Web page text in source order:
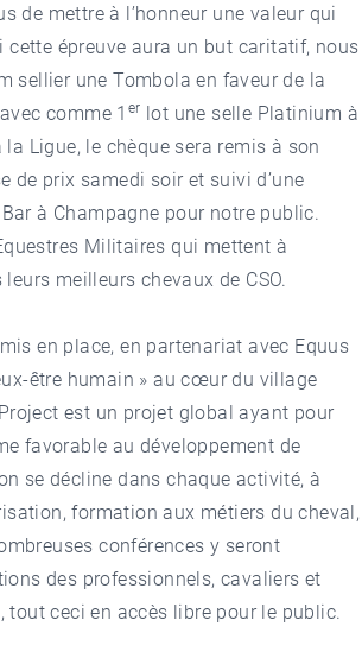
de mettre à l’honneur une valeur qui
épreuve aura un but caritatif, nous
sellier une Tombola en faveur de la
comme 1 er lot une selle Platinium à
Ligue, le chèque sera remis à son
de prix samedi soir et suivi d’une
à Champagne pour notre public.
Militaires qui mettent à
meilleurs chevaux de CSO.
en place, en partenariat avec Equus
être humain » au cœur du village
est un projet global ayant pour
favorable au développement de
se décline dans chaque activité, à
formation aux métiers du cheval,
conférences y seront
des professionnels, cavaliers et
ceci en accès libre pour le public.